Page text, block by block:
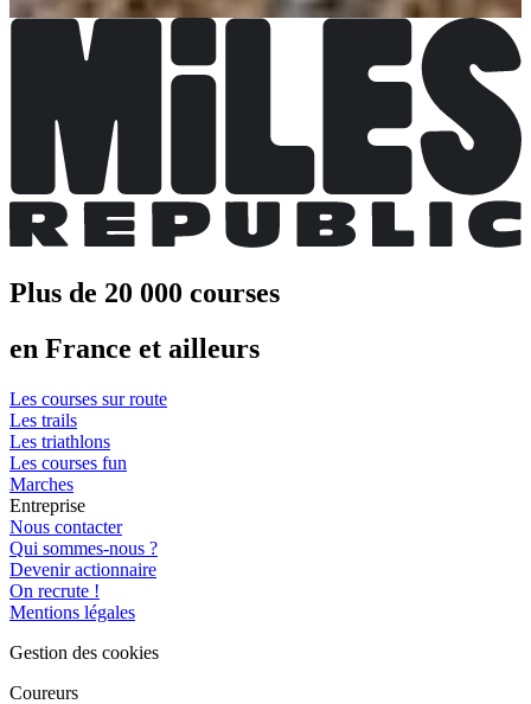
Plus d'info
Plus de 20 000 courses
en France et ailleurs
Les courses sur route
Les trails
Les triathlons
Les courses fun
Marches
Entreprise
Nous contacter
Qui sommes-nous ?
Devenir actionnaire
On recrute !
Mentions légales
Gestion des cookies
Coureurs